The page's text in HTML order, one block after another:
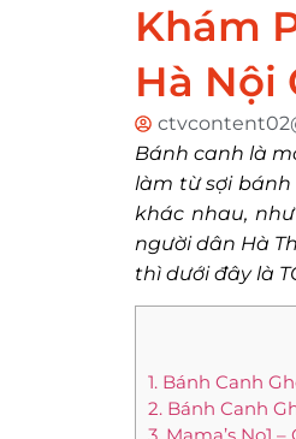
Khám
Hà Nội
Bánh canh là
làm từ sợi
khác nhau,
người dân Hà
thì dưới đây là
1. Bánh Canh
2. Bánh Canh
3. Mama’s No1